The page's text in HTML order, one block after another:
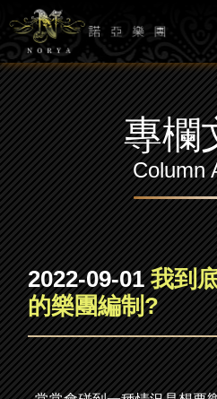
專欄
Column
2022-09-01我到
的樂團編制?